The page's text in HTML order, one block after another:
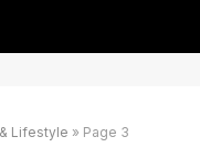
Lifestyle » Page 3